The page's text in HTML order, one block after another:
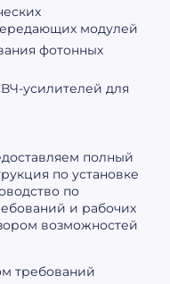
модулей
фотонных
усилителей для
полный
по установке
по
и рабочих
возможностей
требований